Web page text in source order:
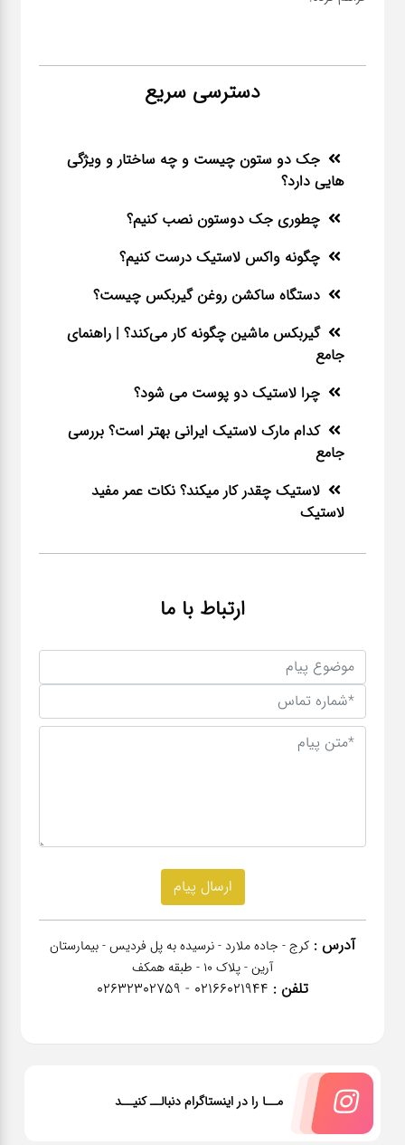
دسترسی سریع
جک دو ستون چیست و چه ساختار و ویژگی
هایی دارد؟
چطوری جک دوستون نصب کنیم؟
چگونه واکس لاستیک درست کنیم؟
دستگاه ساکشن روغن گیربکس چیست؟
گیربکس ماشین چگونه کار می‌کند؟ | راهنمای
جامع
چرا لاستیک دو پوست می شود؟
کدام مارک لاستیک ایرانی بهتر است؟ بررسی
جامع
لاستیک چقدر کار میکند؟ نکات عمر مفید
لاستیک
ارتباط با ما
آدرس : کرج - جاده ملارد - نرسیده به پل فردیس - بیمارستان
آرین - پلاک 10 - طبقه همکف
تلفن : 02166021944 - 02632302759
مــا را در اینستاگرام دنبالــ کنیــد